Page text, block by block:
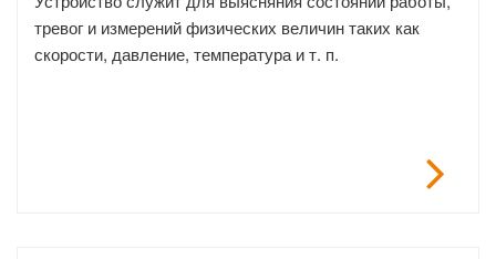
тревог и измерений физических величин таких как
скорости, давление, температура и т. п.